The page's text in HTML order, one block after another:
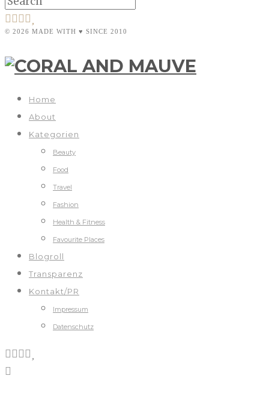
© 2026 MADE WITH ♥ SINCE 2010
Home
About
Kategorien
Beauty
Food
Travel
Fashion
Health & Fitness
Favourite Places
Blogroll
Transparenz
Kontakt/PR
Impressum
Datenschutz